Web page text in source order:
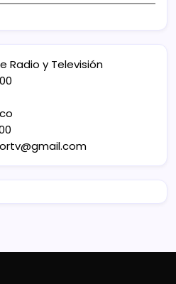
Radio y Televisión